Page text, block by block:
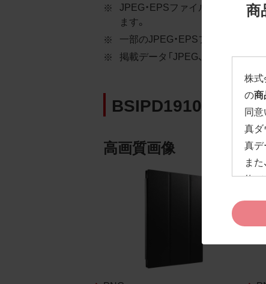
商
株式
の
同
真ダ
真デ
ま
約」
ま
お客
約
な
告
JPEG・EPSファイルにはパスが
ます。
一部のJPEG・EPSファイルには
掲載データ「JPEG、PNG : 低解
BSIPD1910CL3BK
高画質画像